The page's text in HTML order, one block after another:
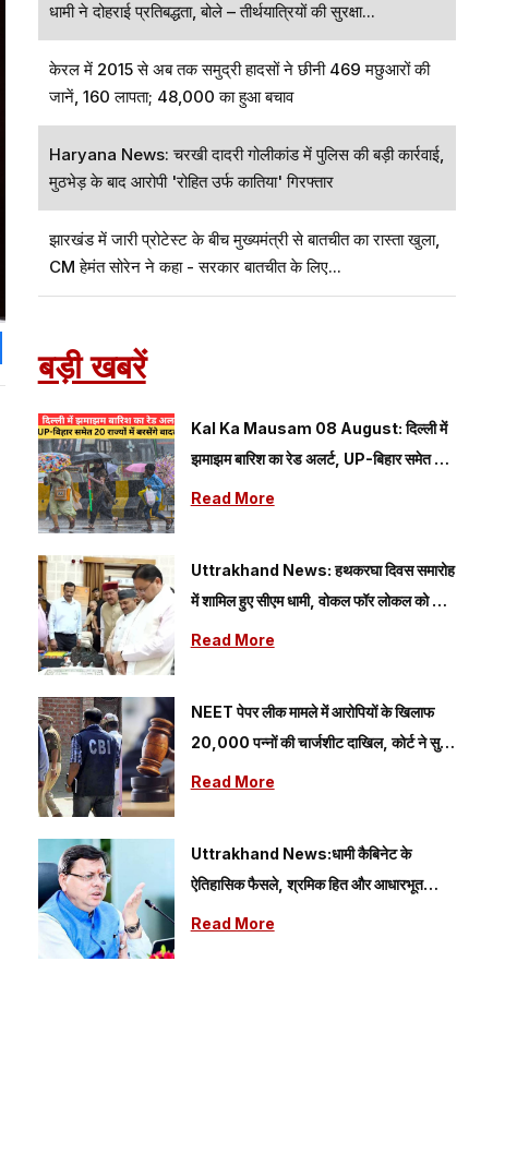
धामी ने दोहराई प्रतिबद्धता, बोले – तीर्थयात्रियों की सुरक्षा...
केरल में 2015 से अब तक समुद्री हादसों ने छीनी 469 मछुआरों की
जानें, 160 लापता; 48,000 का हुआ बचाव
Haryana News: चरखी दादरी गोलीकांड में पुलिस की बड़ी कार्रवाई,
मुठभेड़ के बाद आरोपी 'रोहित उर्फ कातिया' गिरफ्तार
झारखंड में जारी प्रोटेस्ट के बीच मुख्यमंत्री से बातचीत का रास्ता खुला,
CM हेमंत सोरेन ने कहा - सरकार बातचीत के लिए...
बड़ी खबरें
Kal Ka Mausam 08 August: दिल्ली में
झमाझम बारिश का रेड अलर्ट, UP-बिहार समेत 20
राज्यों में बरसेंगे बादल; यहां पढ़े 08 अगस्त का कैसा
Read More
Uttrakhand News: हथकरघा दिवस समारोह
में शामिल हुए सीएम धामी, वोकल फॉर लोकल को दिया
गया प्रोत्साहन
Read More
NEET पेपर लीक मामले में आरोपियों के खिलाफ
20,000 पन्नों की चार्जशीट दाखिल, कोर्ट ने सुनीं
CBI की दलीलें
Read More
Uttrakhand News:धामी कैबिनेट के
ऐतिहासिक फैसले, श्रमिक हित और आधारभूत
विकास को मिलेगी नई गति
Read More